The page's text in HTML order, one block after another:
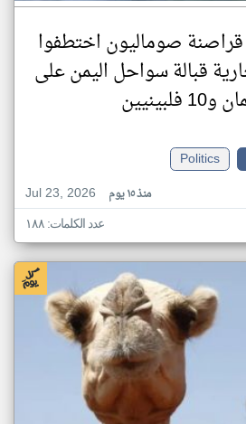
صوماليون اختطفوا
قبالة سواحل اليمن على
Politics
Jul 23, 2026
منذ ١٥ يوم
عدد الكلمات: ١٨٨